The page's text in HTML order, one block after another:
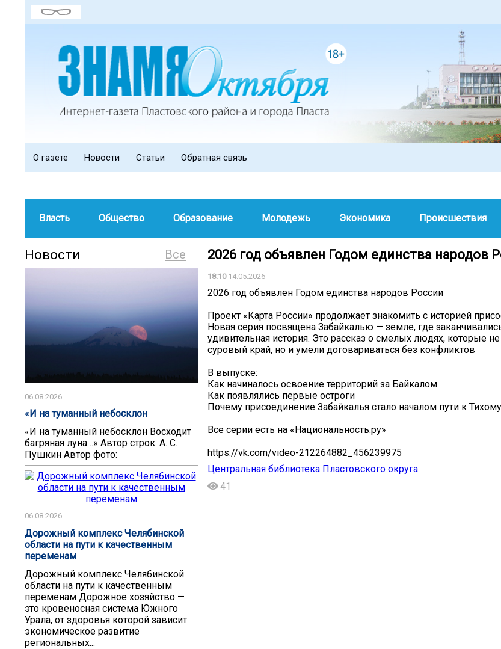
О газете Новости Статьи Обратная связь
Власть Общество Образование Молодежь Экономика Происшествия
Все
Новости
06.08.2026
«И на туманный небосклон
«И на туманный небосклон Восходит
багряная луна…» Автор строк: А. С.
Пушкин Автор фото:
06.08.2026
Дорожный комплекс Челябинской
области на пути к качественным
переменам
Дорожный комплекс Челябинской
области на пути к качественным
переменам Дорожное хозяйство —
это кровеносная система Южного
Урала, от здоровья которой зависит
экономическое развитие
региональных...
2026 год объявлен Годом единства народов
18:1014.05.2026
2026 год объявлен Годом единства народов России
Проект «Карта России» продолжает знакомить с историей
Новая серия посвящена Забайкалью — земле, где
удивительная история. Это рассказ о смелых людях, которые
суровый край, но и умели договариваться без конфликтов
В выпуске:
Как начиналось освоение территорий за Байкалом
Как появлялись первые остроги
Почему присоединение Забайкалья стало началом пути к
Все серии есть на «Национальность.ру»
https://vk.com/video-212264882_456239975
Центральная библиотека Пластовского округа
41